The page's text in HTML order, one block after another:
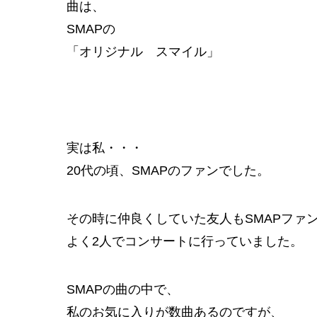
曲は、
SMAPの
「オリジナル スマイル」
実は私・・・
20代の頃、SMAPのファンでした。
その時に仲良くしていた友人もSMAPファ
よく2人でコンサートに行っていました。
SMAPの曲の中で、
私のお気に入りが数曲あるのですが、